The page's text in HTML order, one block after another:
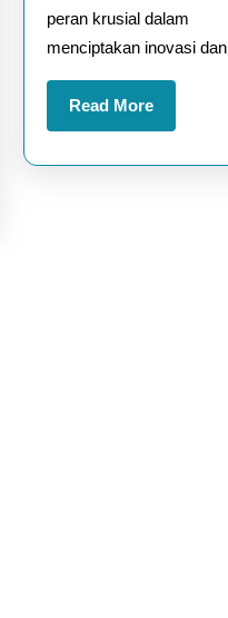
peran krusial dalam
menciptakan inovasi dan
Read MoreRead
More